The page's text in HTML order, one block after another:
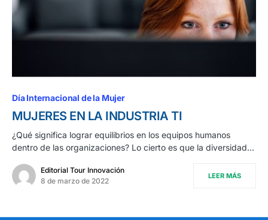
Día Internacional de la Mujer
MUJERES EN LA INDUSTRIA TI
¿Qué significa lograr equilibrios en los equipos humanos
dentro de las organizaciones? Lo cierto es que la diversidad…
Editorial Tour Innovación
8 de marzo de 2022
LEER MÁS